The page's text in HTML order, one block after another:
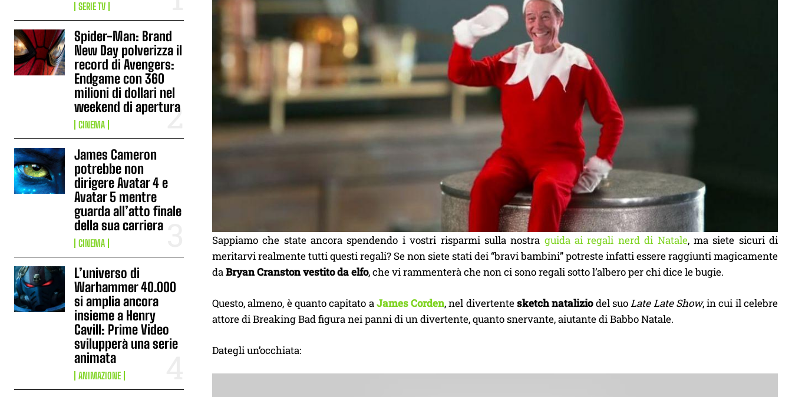
SERIE TV
Spider-Man: Brand
New Day polverizza il
record di Avengers:
Endgame con 360
milioni di dollari nel
weekend di apertura
CINEMA
James Cameron
potrebbe non
dirigere Avatar 4 e
Avatar 5 mentre
guarda all’atto finale
della sua carriera
CINEMA
L’universo di
Warhammer 40.000
si amplia ancora
insieme a Henry
Cavill: Prime Video
svilupperà una serie
animata
ANIMAZIONE
Sappiamo che state ancora spendendo i vostri risparmi sulla nostra guida ai regali nerd di Natale, ma siete sicuri di
meritarvi realmente tutti questi regali? Se non siete stati dei “bravi bambini” potreste infatti essere raggiunti magicamente
daBryan Cranston vestito da elfo, che vi rammenterà che non ci sono regali sotto l’albero per chi dice le bugie.
Questo, almeno, è quanto capitato aJames Corden, nel divertentesketch nataliziodel suoLate Late Show, in cui il celebre
attore di Breaking Bad figura nei panni di un divertente, quanto snervante, aiutante di Babbo Natale.
Dategli un’occhiata: